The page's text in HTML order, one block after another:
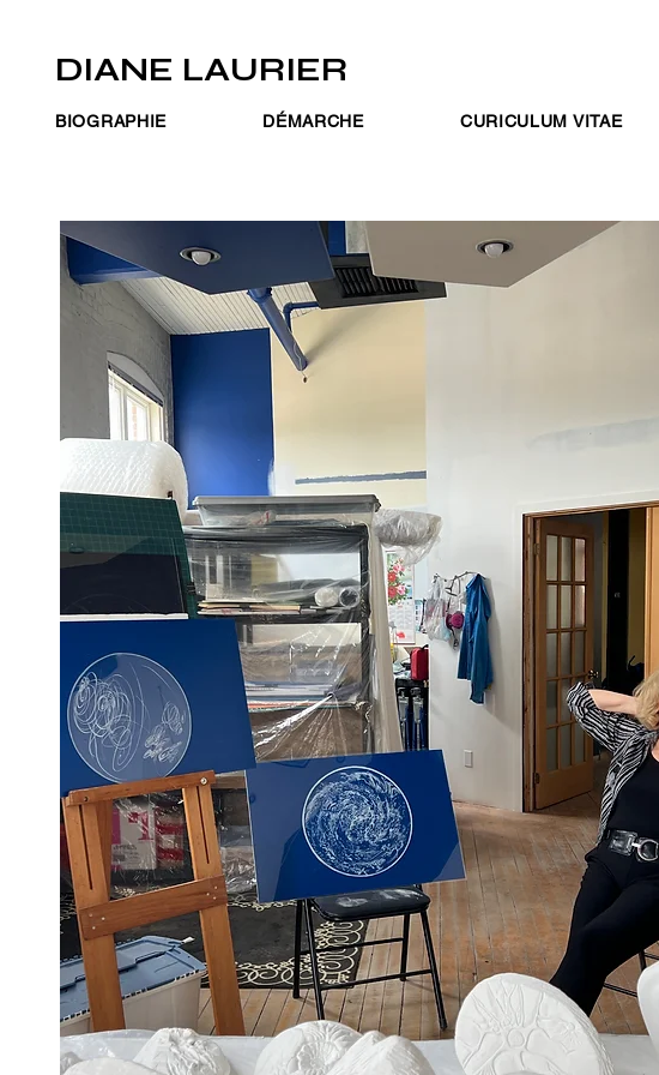
DIANE LAURIER
BIOGRAPHIE DÉMARCHE CURICULUM VITAE